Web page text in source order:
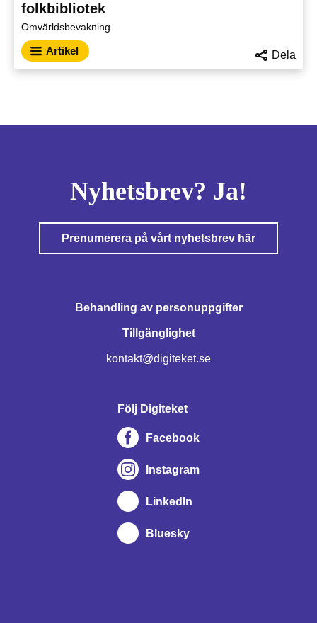
folkbibliotek
Omvärldsbevakning
Artikel Dela
Behandling av personuppgifter
Tillgänglighet
kontakt@digiteket.se
Nyhetsbrev? Ja!
Prenumerera på vårt nyhetsbrev här
Följ Digiteket
Facebook
Instagram
LinkedIn
Bluesky